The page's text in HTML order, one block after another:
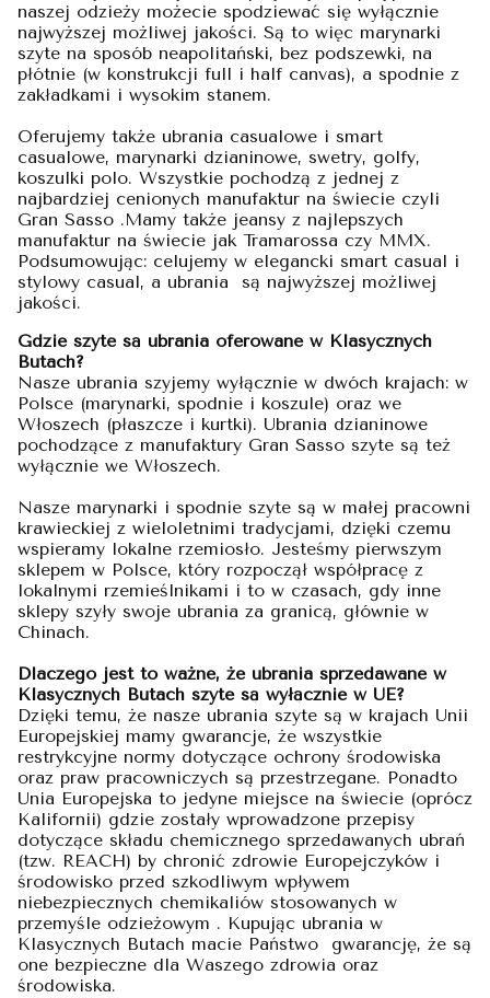
naszej odzieży możecie spodziewać się wyłącznie
najwyższej możliwej jakości. Są to więc marynarki
szyte na sposób neapolitański, bez podszewki, na
płótnie (w konstrukcji full i half canvas), a spodnie z
zakładkami i wysokim stanem.
Oferujemy także ubrania casualowe i smart
casualowe, marynarki dzianinowe, swetry, golfy,
koszulki polo. Wszystkie pochodzą z jednej z
najbardziej cenionych manufaktur na świecie czyli
Gran Sasso .Mamy także jeansy z najlepszych
manufaktur na świecie jak Tramarossa czy MMX.
Podsumowując: celujemy w elegancki smart casual i
stylowy casual, a ubrania są najwyższej możliwej
jakości.
Gdzie szyte są ubrania oferowane w Klasycznych
Butach?
Nasze ubrania szyjemy wyłącznie w dwóch krajach: w
Polsce (marynarki, spodnie i koszule) oraz we
Włoszech (płaszcze i kurtki). Ubrania dzianinowe
pochodzące z manufaktury Gran Sasso szyte są też
wyłącznie we Włoszech.
Nasze marynarki i spodnie szyte są w małej pracowni
krawieckiej z wieloletnimi tradycjami, dzięki czemu
wspieramy lokalne rzemiosło. Jesteśmy pierwszym
sklepem w Polsce, który rozpoczął współpracę z
lokalnymi rzemieślnikami i to w czasach, gdy inne
sklepy szyły swoje ubrania za granicą, głównie w
Chinach.
Dlaczego jest to ważne, że ubrania sprzedawane w
Klasycznych Butach szyte są wyłącznie w UE?
Dzięki temu, że nasze ubrania szyte są w krajach Unii
Europejskiej mamy gwarancje, że wszystkie
restrykcyjne normy dotyczące ochrony środowiska
oraz praw pracowniczych są przestrzegane. Ponadto
Unia Europejska to jedyne miejsce na świecie (oprócz
Kalifornii) gdzie zostały wprowadzone przepisy
dotyczące składu chemicznego sprzedawanych ubrań
(tzw. REACH) by chronić zdrowie Europejczyków i
środowisko przed szkodliwym wpływem
niebezpiecznych chemikaliów stosowanych w
przemyśle odzieżowym . Kupując ubrania w
Klasycznych Butach macie Państwo gwarancję, że są
one bezpieczne dla Waszego zdrowia oraz
środowiska.